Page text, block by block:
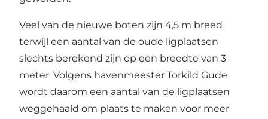
Veel van de nieuwe boten zijn 4,5 m breed
terwijl een aantal van de oude ligplaatsen
slechts berekend zijn op een breedte van 3
meter. Volgens havenmeester Torkild Gude
wordt daarom een aantal van de ligplaatsen
weggehaald om plaats te maken voor meer